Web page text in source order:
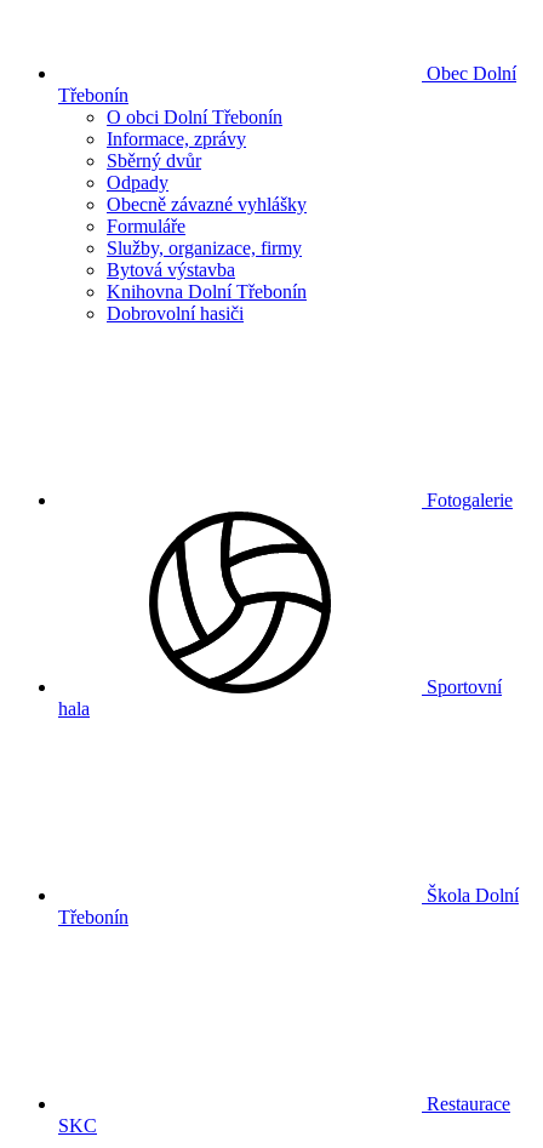
Obec Dolní
Třebonín
O obci Dolní Třebonín
Informace, zprávy
Sběrný dvůr
Odpady
Obecně závazné vyhlášky
Formuláře
Služby, organizace, firmy
Bytová výstavba
Knihovna Dolní Třebonín
Dobrovolní hasiči
Fotogalerie
Sportovní
hala
Škola Dolní
Třebonín
Restaurace
SKC